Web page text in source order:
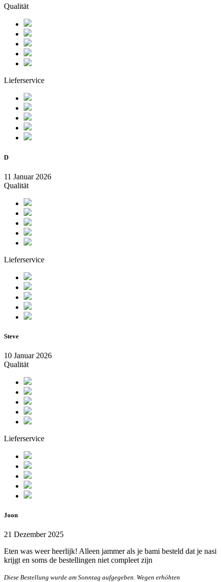
Qualität
Lieferservice
D
11 Januar 2026
Qualität
Lieferservice
Steve
10 Januar 2026
Qualität
Lieferservice
Joon
21 Dezember 2025
Eten was weer heerlijk! Alleen jammer als je bami besteld dat je nasi
krijgt en soms de bestellingen niet compleet zijn
Diese Bestellung wurde am Sonntag aufgegeben. Wegen erhöhten